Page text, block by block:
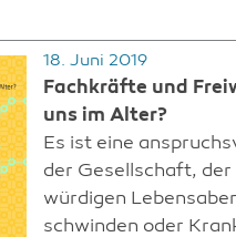
18. Juni 2019
Fachkräfte und
uns im Alter?
Es ist eine
der Gesellschaft,
würdigen
schwinden oder